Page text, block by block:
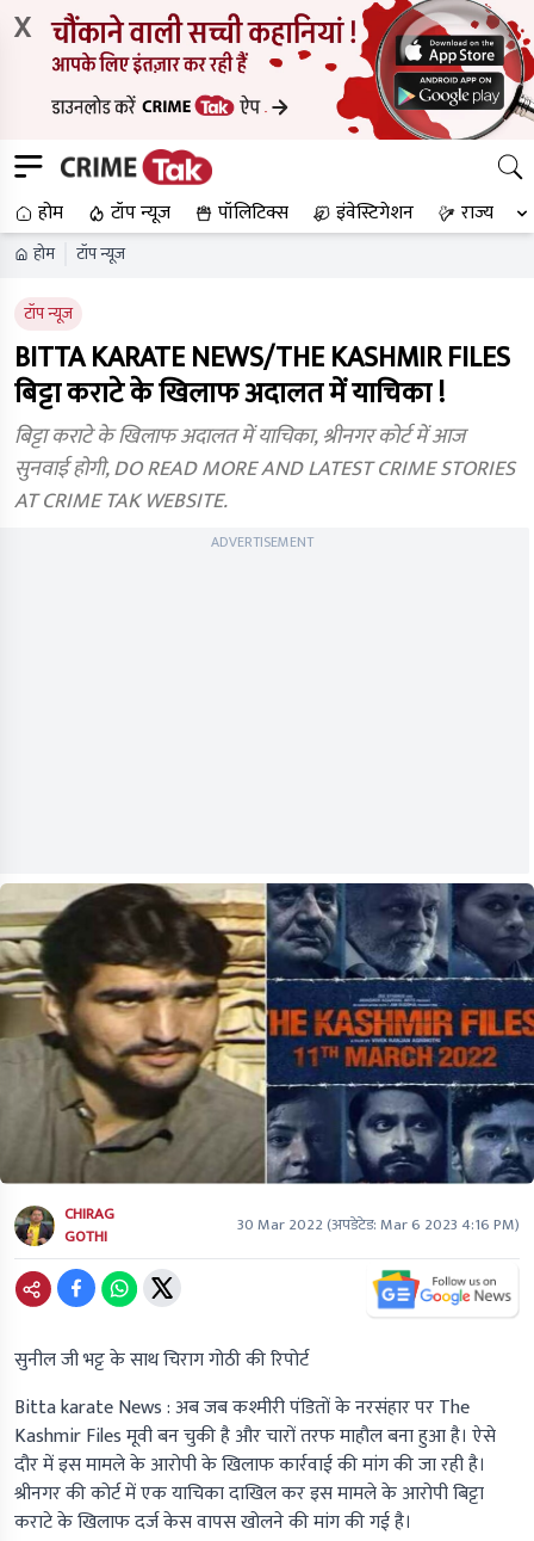
X
होम टॉप न्यूज पॉलिटिक्स इंवेस्टिगेशन राज्य
होम टॉप न्यूज
टॉप न्यूज
BITTA KARATE NEWS/THE KASHMIR FILES
बिट्टा कराटे के खिलाफ अदालत में याचिका !
बिट्टा कराटे के खिलाफ अदालत में याचिका, श्रीनगर कोर्ट में आज
सुनवाई होगी, DO READ MORE AND LATEST CRIME STORIES
AT CRIME TAK WEBSITE.
ADVERTISEMENT
CHIRAG
GOTHI
30 Mar 2022(अपडेटेड:Mar 6 2023 4:16 PM)
सुनील जी भट्ट के साथ चिराग गोठी की रिपोर्ट
Bitta karate News :अब जब कश्मीरी पंडितों के नरसंहार परThe
Kashmir Filesमूवी बन चुकी है और चारों तरफ माहौल बना हुआ है। ऐसे
दौर में इस मामले के आरोपी के खिलाफ कार्रवाई की मांग की जा रही है।
श्रीनगर की कोर्ट में एक याचिका दाखिल कर इस मामले के आरोपी बिट्टा
कराटे के खिलाफ दर्ज केस वापस खोलने की मांग की गई है।